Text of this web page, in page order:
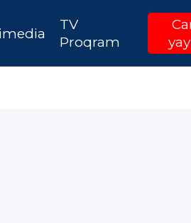
TV
Proqram